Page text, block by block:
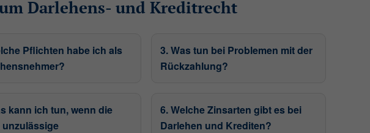
Darlehens- und Kreditrecht
Pflichten habe ich als
3. Was tun bei Problemen mit der
Rückzahlung?
kann ich tun, wenn die
unzulässige
6. Welche Zinsarten gibt es bei
Darlehen und Krediten?